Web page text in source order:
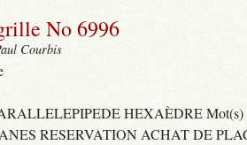
No 6996
Courbis
HEXAÈDRE Mot(s)
RESERVATION ACHAT DE